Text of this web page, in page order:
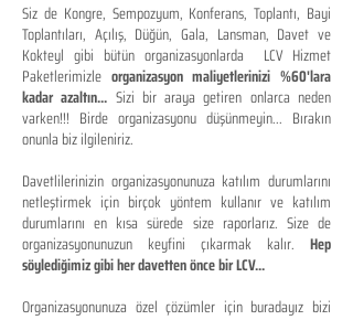
Siz de Kongre, Sempozyum, Konferans, Toplantı, Bayi
Toplantıları, Açılış, Düğün, Gala, Lansman, Davet ve
Kokteyl gibi bütün organizasyonlarda LCV Hizmet
Paketlerimizle organizasyon maliyetlerinizi %60'lara
kadar azaltın... Sizi bir araya getiren onlarca neden
varken!!! Birde organizasyonu düşünmeyin... Bırakın
onunla biz ilgileniriz.
Davetlilerinizin organizasyonunuza katılım durumlarını
netleştirmek için birçok yöntem kullanır ve katılım
durumlarını en kısa sürede size raporlarız. Size de
organizasyonunuzun keyfini çıkarmak kalır. Hep
söylediğimiz gibi her davetten önce bir LCV...
Organizasyonunuza özel çözümler için buradayız bizi